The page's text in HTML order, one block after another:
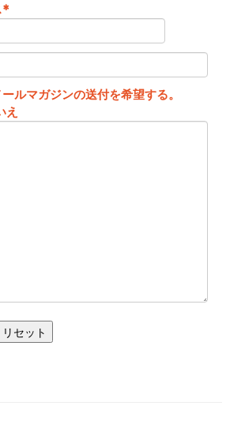
*
ルマガジンの送付を希望する。
え